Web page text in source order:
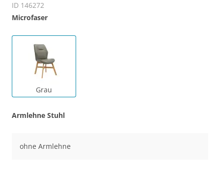
ID 146272
Microfaser
Grau
Armlehne Stuhl
ohne Armlehne